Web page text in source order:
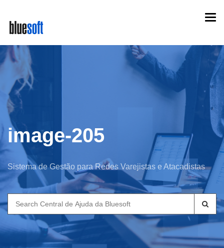
main
content
image-205
Sistema de Gestão para Redes Varejistas e Atacadistas
Search
for: